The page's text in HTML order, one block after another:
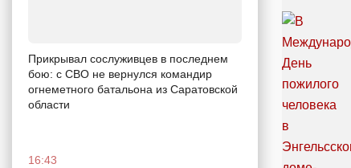
Прикрывал сослуживцев в последнем
бою: с СВО не вернулся командир
огнеметного батальона из Саратовской
области
16:43